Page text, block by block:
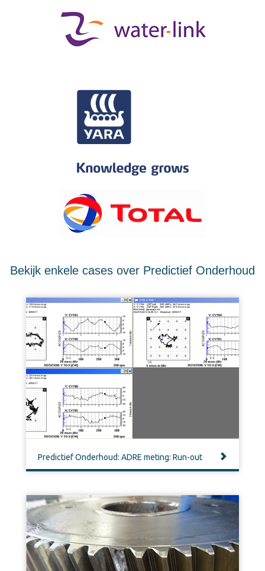
Bekijk enkele cases over Predictief Onderhoud
Predictief Onderhoud: ADRE meting: Run-out